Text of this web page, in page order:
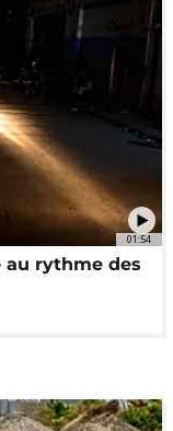
01:54
au rythme des